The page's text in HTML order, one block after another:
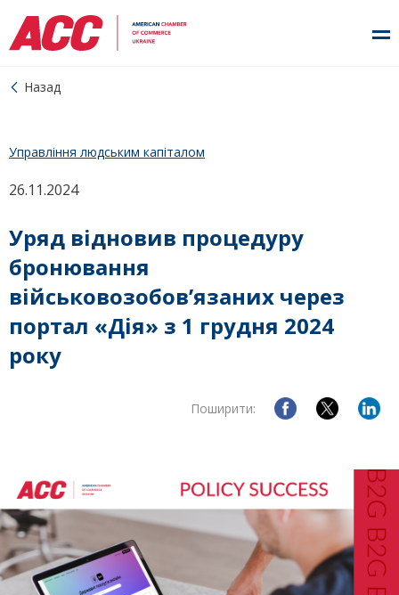
Назад
26.11.2024
Управління людським капіталом
Уряд відновив процедуру
бронювання
військовозобов’язаних через
портал «Дія» з 1 грудня 2024
року
Поширити: